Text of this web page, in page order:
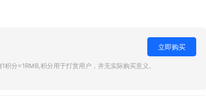
立即购买
分=1RMB,积分用于打赏用户，并无实际购买意义。